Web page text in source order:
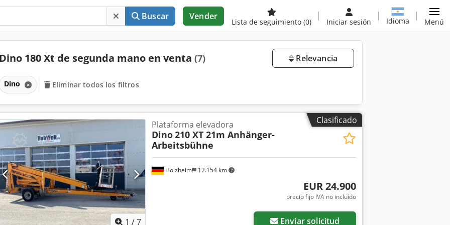
Buscar Vender
Lista de seguimiento (0) Iniciar sesión Idioma Menú
Dino 180 Xt de segunda mano en venta (7) Relevancia
Dino Eliminar todos los filtros
Clasificado
1 /7
Holzheim 12.154 km
Plataforma elevadora
Dino210 XT 21m Anhänger-
Arbeitsbühne
EUR 24.900
precio fijo IVA no incluído
Enviar solicitud